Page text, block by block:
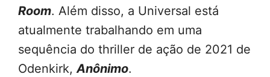
Room. Além disso, a Universal está
atualmente trabalhando em uma
sequência do thriller de ação de 2021 de
Odenkirk,Anônimo.